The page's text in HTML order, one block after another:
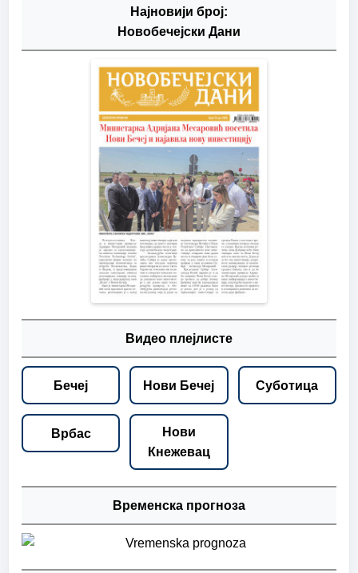
Најновији број:
Новобечејски Дани
Видео плејлисте
Бечеј Нови Бечеј Суботица
Врбас
Нови
Кнежевац
Временска прогноза